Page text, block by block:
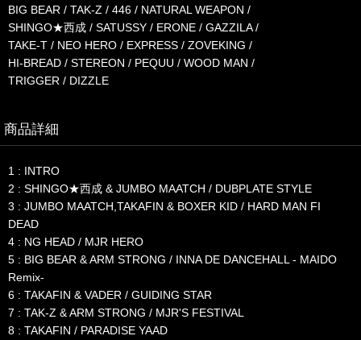
BIG BEAR / TAK-Z / 446 / NATURAL WEAPON /
SHINGO★西成 / SATUSSY / ERONE / GAZZILA /
TAKE-T / NEO HERO / EXPRESS / ZOVEKING /
HI-BREAD / STEREON / PEQUU / WOOD MAN /
TRIGGER / DIZZLE
商品詳細
1 : INTRO
2 : SHINGO★西成 & JUMBO MAATCH / DUBPLATE STYLE
3 : JUMBO MAATCH,TAKAFIN & BOXER KID / HARD MAN FI
DEAD
4 : NG HEAD / MJR HERO
5 : BIG BEAR & ARM STRONG / INNA DE DANCEHALL - MAIDO
Remix-
6 : TAKAFIN & VADER / GUIDING STAR
7 : TAK-Z & ARM STRONG / MJR'S FESTIVAL
8 : TAKAFIN / PARADISE YAAD